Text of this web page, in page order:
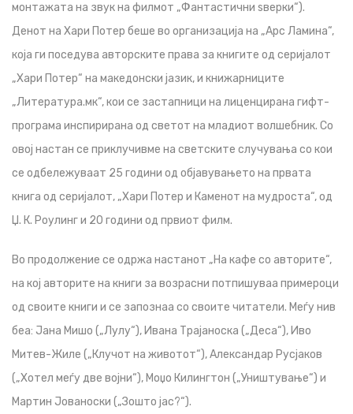
монтажата на звук на филмот „Фантастични ѕверки“).
Денот на Хари Потер беше во организација на „Арс Ламина“,
која ги поседува авторските права за книгите од серијалот
„Хари Потер“ на македонски јазик, и книжарниците
„Литература.мк“, кои се застапници на лиценцирана гифт-
програма инспирирана од светот на младиот волшебник. Со
овој настан се приклучивме на светските случувања со кои
се одбележуваат 25 години од објавувањето на првата
книга од серијалот, „Хари Потер и Каменот на мудроста“, од
Џ. К. Роулинг и 20 години од првиот филм.
Во продолжение се одржа настанот „На кафе со авторите“,
на кој авторите на книги за возрасни потпишуваа примероци
од своите книги и се запознаа со своите читатели. Меѓу нив
беа: Јана Мишо („Лулу“), Ивана Трајаноска („Деса“), Иво
Митев-Жиле („Клучот на животот“), Александар Русјаков
(„Хотел меѓу две војни“), Мoџо Килингтон („Уништување“) и
Мартин Јованоски („Зошто јас?“).